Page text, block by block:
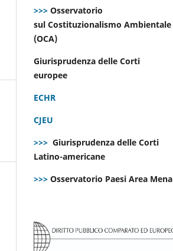
>>> Osservatorio
sul Costituzionalismo Ambientale
(OCA)
Giurisprudenza delle Corti
europee
ECHR
CJEU
>>> Giurisprudenza delle Corti
Latino-americane
>>> Osservatorio Paesi Area Mena